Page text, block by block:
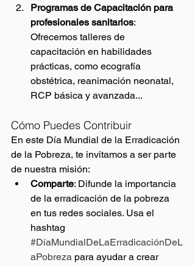
Programas de Capacitación para
profesionales sanitarios:
Ofrecemos talleres de
capacitación en habilidades
prácticas, como ecografía
obstétrica, reanimación neonatal,
RCP básica y avanzada...
Cómo Puedes Contribuir
En este Día Mundial de la Erradicación
de la Pobreza, te invitamos a ser parte
de nuestra misión:
Comparte: Difunde la importancia
de la erradicación de la pobreza
en tus redes sociales. Usa el
hashtag
#DíaMundialDeLaErradicaciónDeL
aPobreza para ayudar a crear